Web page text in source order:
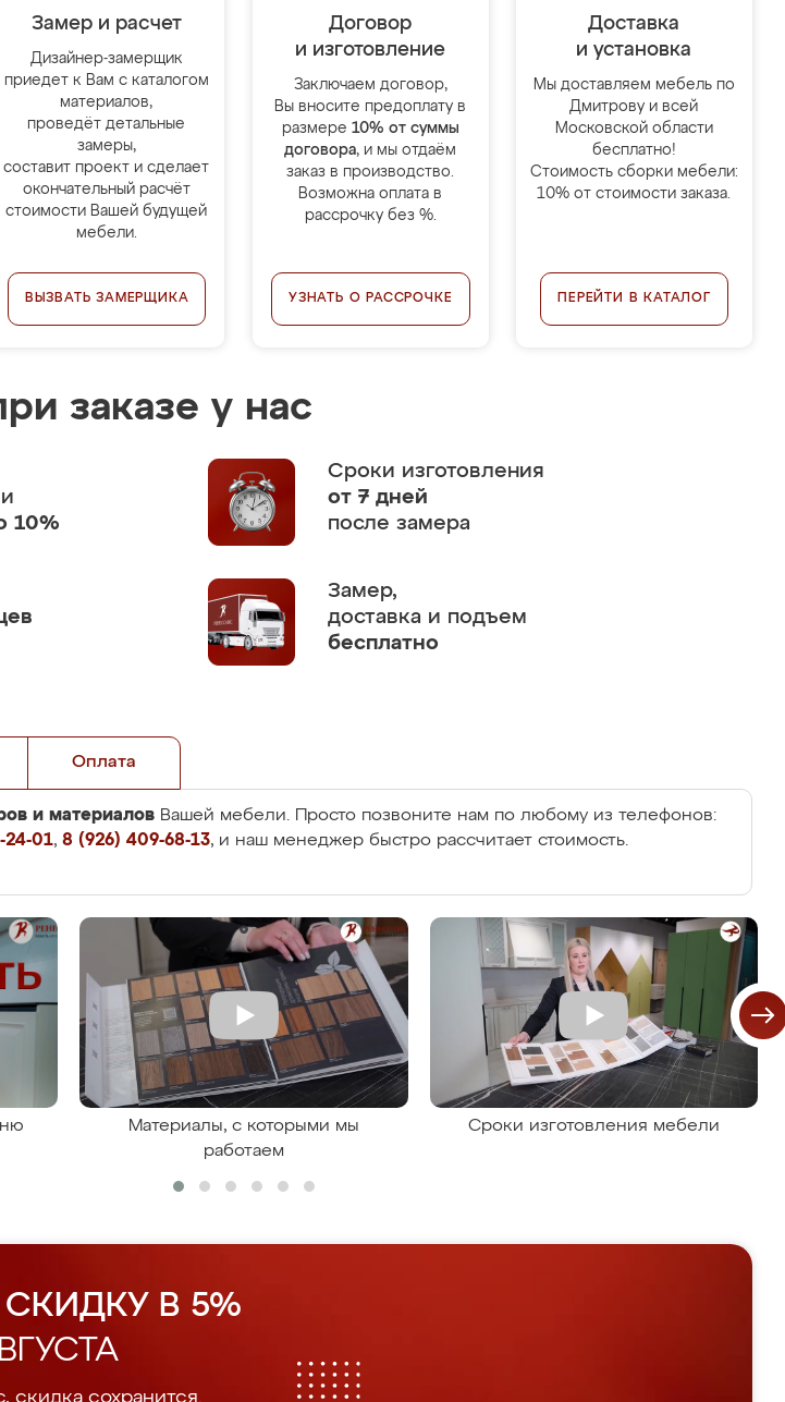
Замер и расчет
Дизайнер-замерщик
приедет к Вам с каталогом
материалов,
проведёт детальные
замеры,
составит проект и сделает
окончательный расчёт
стоимости Вашей будущей
мебели.
ВЫЗВАТЬ ЗАМЕРЩИКА
Договор
и изготовление
Заключаем договор,
Вы вносите предоплату в
размере 10% от суммы
договора, и мы отдаём
заказ в производство.
Возможна оплата в
рассрочку без %.
УЗНАТЬ О РАССРОЧКЕ
Доставка
и установка
Мы доставляем мебель по
Дмитрову и всей
Московской области
бесплатно!
Стоимость сборки мебели:
10% от стоимости заказа.
ПЕРЕЙТИ В КАТАЛОГ
заказе у нас
10%
Сроки изготовления
от 7 дней
после замера
Замер,
доставка и подъем
бесплатно
Оплата
и материалов Вашей мебели. Просто позвоните нам по любому из телефонов:
24-01, 8 (926) 409-68-13, и наш менеджер быстро рассчитает стоимость.
Материалы, с которыми мы
работаем
Сроки изготовления мебели
В 5%
скидка сохранится.